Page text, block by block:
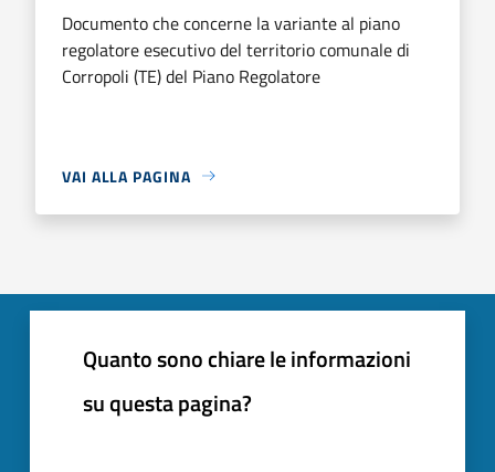
Documento che concerne la variante al piano
regolatore esecutivo del territorio comunale di
Corropoli (TE) del Piano Regolatore
VAI ALLA PAGINA
Quanto sono chiare le informazioni
su questa pagina?